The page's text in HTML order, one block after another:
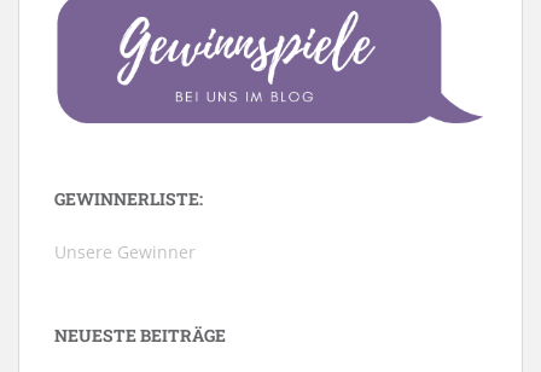
GEWINNERLISTE:
Unsere Gewinner
NEUESTE BEITRÄGE